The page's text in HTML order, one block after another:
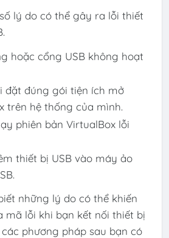
lý do có thể gây ra lỗi thiết
hoặc cổng USB không hoạt
đặt đúng gói tiện ích mở
trên hệ thống của mình.
phiên bản VirtualBox lỗi
thiết bị USB vào máy ảo
những lý do có thể khiến
mã lỗi khi bạn kết nối thiết bị
các phương pháp sau bạn có